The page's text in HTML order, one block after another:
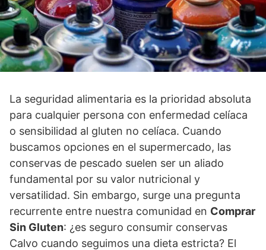
La seguridad alimentaria es la prioridad absoluta
para cualquier persona con enfermedad celíaca
o sensibilidad al gluten no celíaca. Cuando
buscamos opciones en el supermercado, las
conservas de pescado suelen ser un aliado
fundamental por su valor nutricional y
versatilidad. Sin embargo, surge una pregunta
recurrente entre nuestra comunidad en Comprar
Sin Gluten: ¿es seguro consumir conservas
Calvo cuando seguimos una dieta estricta? El